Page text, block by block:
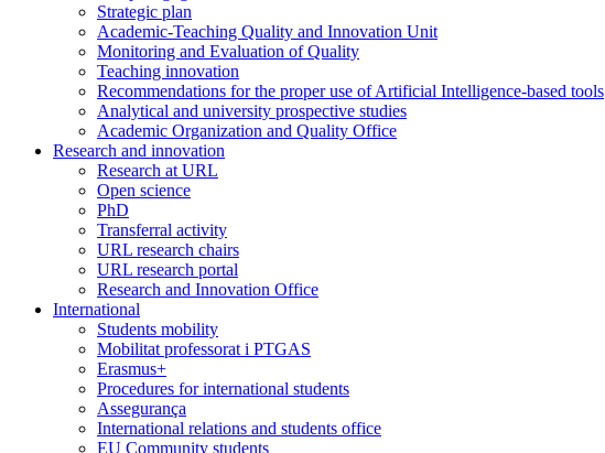
Strategic plan
Academic-Teaching Quality and Innovation Unit
Monitoring and Evaluation of Quality
Teaching innovation
Recommendations for the proper use of Artificial Intelligence-based tools
Analytical and university prospective studies
Academic Organization and Quality Office
Research and innovation
Research at URL
Open science
PhD
Transferral activity
URL research chairs
URL research portal
Research and Innovation Office
International
Students mobility
Mobilitat professorat i PTGAS
Erasmus+
Procedures for international students
Assegurança
International relations and students office
EU Community students